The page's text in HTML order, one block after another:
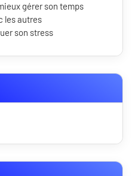
gérer son temps
les autres
son stress